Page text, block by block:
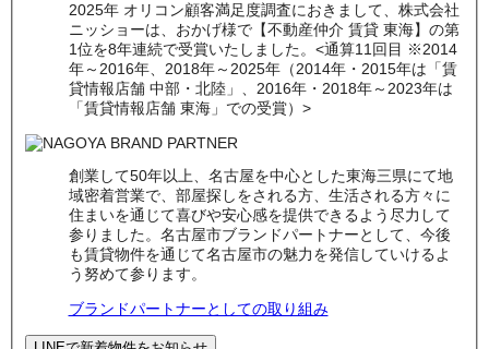
2025年 オリコン顧客満足度調査におきまして、株式会社
ニッショーは、おかげ様で【不動産仲介 賃貸 東海】の第
1位を8年連続で受賞いたしました。<通算11回目 ※2014
年～2016年、2018年～2025年（2014年・2015年は「賃
貸情報店舗 中部・北陸」、2016年・2018年～2023年は
「賃貸情報店舗 東海」での受賞）>
創業して50年以上、名古屋を中心とした東海三県にて地
域密着営業で、部屋探しをされる方、生活される方々に
住まいを通じて喜びや安心感を提供できるよう尽力して
参りました。名古屋市ブランドパートナーとして、今後
も賃貸物件を通じて名古屋市の魅力を発信していけるよ
う努めて参ります。
ブランドパートナーとしての取り組み